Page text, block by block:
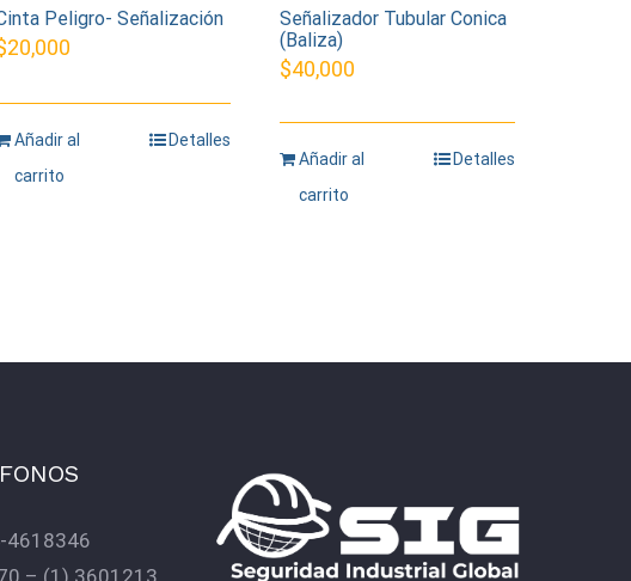
Peligro- Señalización
20,000
Añadir al
carrito
Detalles
Señalizador Tubular Conica
(Baliza)
$40,000
Añadir al
carrito
Detalles
4618346
– (1) 3601213